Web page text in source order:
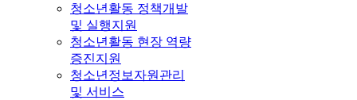
청소년활동 정책개발
및 실행지원
청소년활동 현장 역량
증진지원
청소년정보자원관리
및 서비스